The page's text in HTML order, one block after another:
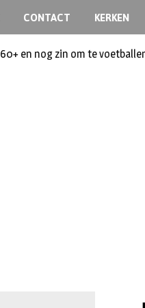
CONTACT KERKEN
60+ en nog zin om te